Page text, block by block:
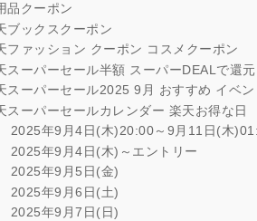
品クーポン
ブックスクーポン
ファッション クーポン コスメクーポン
スーパーセール半額 スーパーDEALで還元
スーパーセール2025 9月 おすすめ イベン
スーパーセールカレンダー 楽天お得な日
2025年9月4日(木)20:00～9月11日(木
2025年9月4日(木)～エントリー
2025年9月5日(金)
2025年9月6日(土)
2025年9月7日(日)